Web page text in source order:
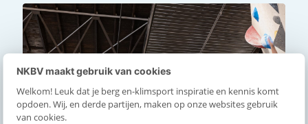
NKBV maakt gebruik van cookies
Welkom! Leuk dat je berg en-klimsport inspiratie en kennis komt
opdoen. Wij, en derde partijen, maken op onze websites gebruik
van cookies.
m
e